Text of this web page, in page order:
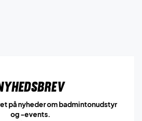
på nyheder om badmintonudstyr
og -events.